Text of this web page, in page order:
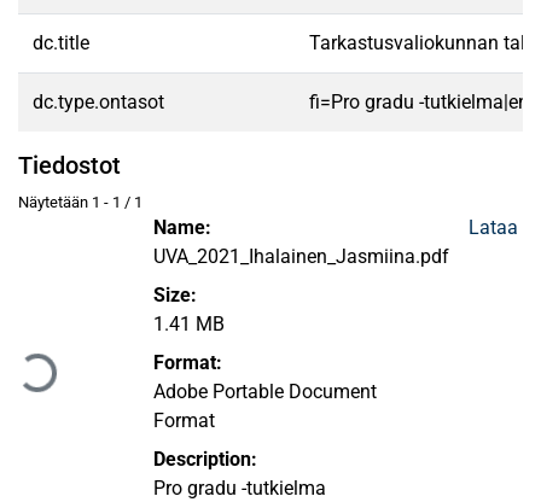
dc.title Tarkastusvaliokunnan
dc.type.ontasot fi=Pro gradu -
Tiedostot
Näytetään 1 - 1 / 1
Ladataan...
Name:
UVA_2021_Ihalainen_Jasmiina.pdf
Size:
1.41 MB
Format:
Adobe Portable Document
Format
Description:
Pro gradu -tutkielma
Lataa